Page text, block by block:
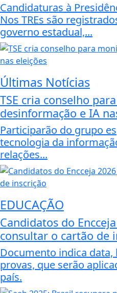
Candidaturas à
Nos TREs são
governo estadual,...
Últimas Notícias
TSE cria conselho
desinformação e IA
Participarão do grupo
tecnologia da
relações...
EDUCAÇÃO
Candidatos do
consultar o cartão de
Documento indica data,
provas, que serão
país.